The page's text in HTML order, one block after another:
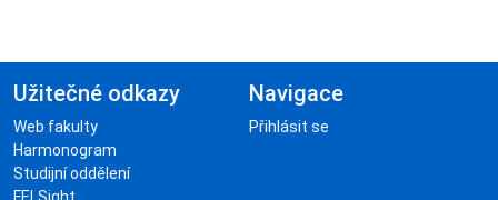
Užitečné odkazy
Web fakulty
Harmonogram
Studijní oddělení
Navigace
Přihlásit se